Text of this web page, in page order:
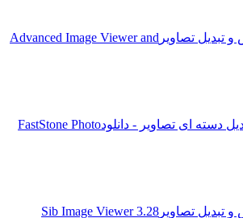
و تبدیل تصاویر Advanced Image Viewer and
دسته ای تصاویر - دانلودFastStone Photo
و تبدیل تصاویر Sib Image Viewer 3.28